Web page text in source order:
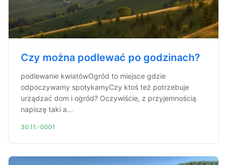
Czy można podlewać po godzinach?
podlewanie kwiatówOgród to miejsce gdzie
odpoczywamy spotykamyCzy ktoś też potrzebuje
urządzać dom i ogród? Oczywiście, z przyjemnością
napiszę taki a...
30.11.-0001